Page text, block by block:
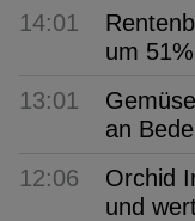
14:01
um 51%
13:01
an
12:06
Orchid
und